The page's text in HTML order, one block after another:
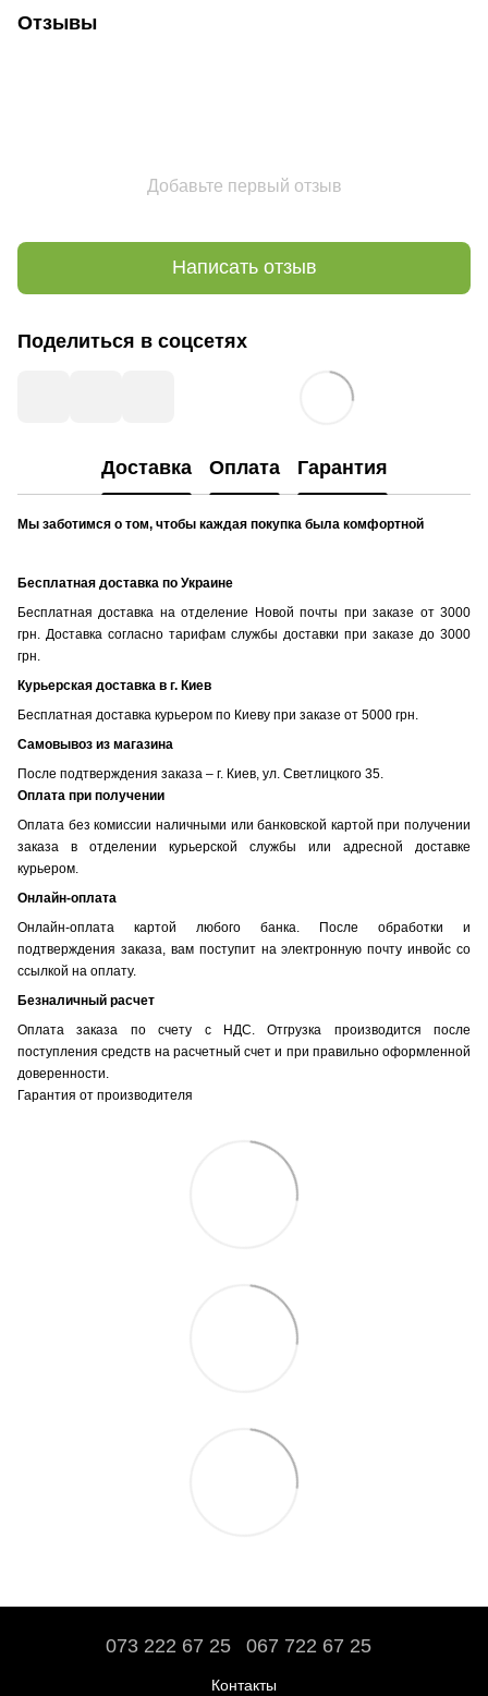
Отзывы
Добавьте первый отзыв
Написать отзыв
Поделиться в соцсетях
Доставка Оплата Гарантия
Мы заботимся о том, чтобы каждая покупка была комфортной
Бесплатная доставка по Украине
Бесплатная доставка на отделение Новой почты при заказе от 3000
грн. Доставка согласно тарифам службы доставки при заказе до 3000
грн.
Курьерская доставка в г. Киев
Бесплатная доставка курьером по Киеву при заказе от 5000 грн.
Самовывоз из магазина
После подтверждения заказа – г. Киев, ул. Светлицкого 35.
Оплата при получении
Оплата без комиссии наличными или банковской картой при получении
заказа в отделении курьерской службы или адресной доставке
курьером.
Онлайн-оплата
Онлайн-оплата картой любого банка. После обработки и
подтверждения заказа, вам поступит на электронную почту инвойс со
ссылкой на оплату.
Безналичный расчет
Оплата заказа по счету с НДС. Отгрузка производится после
поступления средств на расчетный счет и при правильно оформленной
доверенности.
Гарантия от производителя
073 222 67 25 067 722 67 25
Контакты